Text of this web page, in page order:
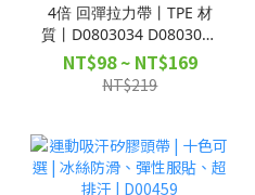
4倍 回彈拉力帶丨TPE 材
質丨D0803034 D0803035
D0803036 D0803037
NT$98 ~ NT$169
NT$219